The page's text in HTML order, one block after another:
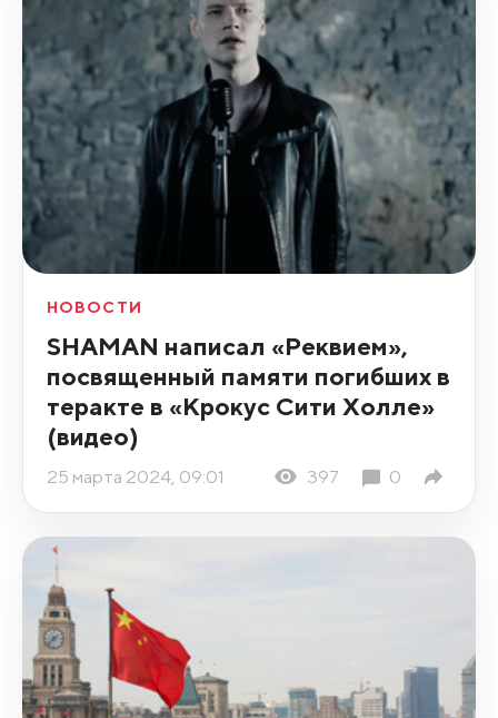
НОВОСТИ
SHAMAN написал «Реквием»,
посвященный памяти погибших в
теракте в «Крокус Сити Холле»
(видео)
25 марта 2024, 09:01 397 0